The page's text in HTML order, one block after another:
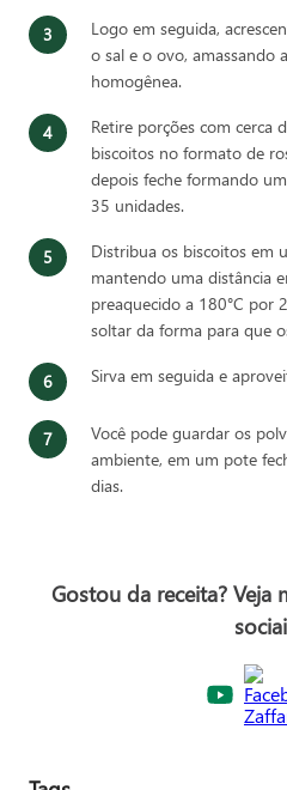
Logo em seguida,
o sal e o ovo, amassando
homogênea.
Retire porções com cerca
biscoitos no formato de
depois feche formando
35 unidades.
Distribua os biscoitos em
mantendo uma distância
preaquecido a 180°C por
soltar da forma para que
Sirva em seguida e
Você pode guardar os
ambiente, em um pote
dias.
Gostou da receita? Veja